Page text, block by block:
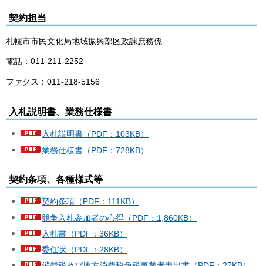
契約担当
札幌市市民文化局地域振興部区政課庶務係
電話：011-211-2252
ファクス：011-218-5156
入札説明書、業務仕様書
入札説明書（PDF：103KB）
業務仕様書（PDF：728KB）
契約条項、各種様式等
契約条項（PDF：111KB）
競争入札参加者の心得（PDF：1,860KB）
入札書（PDF：36KB）
委任状（PDF：28KB）